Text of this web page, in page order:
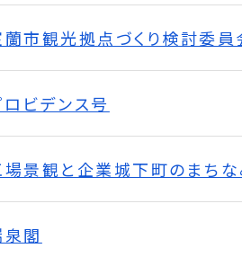
蘭市観光拠点づくり検討委員
ロビデンス号
場景観と企業城下町のまちな
閣